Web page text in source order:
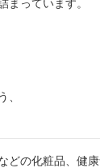
まっています。
、
どの化粧品、健